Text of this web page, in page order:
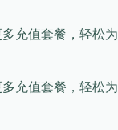
多充值套餐，轻松为
多充值套餐，轻松为